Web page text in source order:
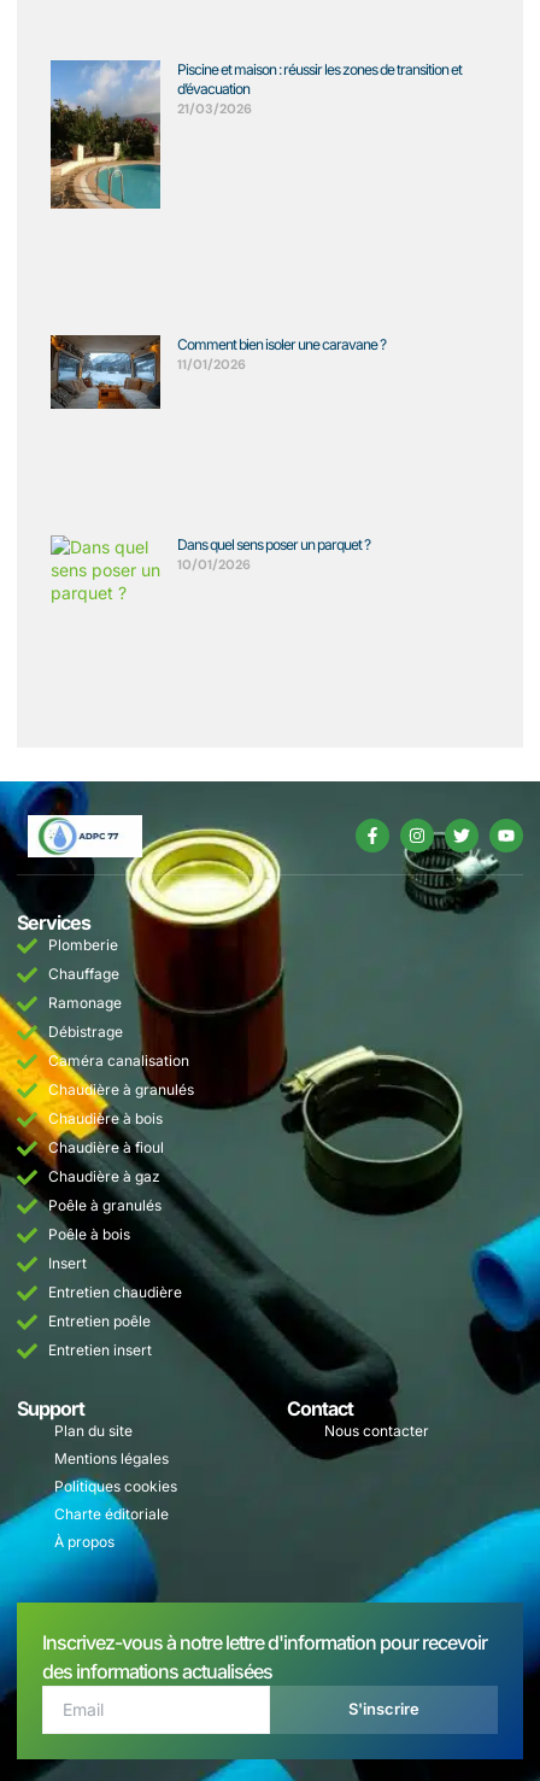
Piscine et maison : réussir les zones de transition et
d’évacuation
21/03/2026
Comment bien isoler une caravane ?
11/01/2026
Dans quel sens poser un parquet ?
10/01/2026
Services
Plomberie
Chauffage
Ramonage
Débistrage
Caméra canalisation
Chaudière à granulés
Chaudière à bois
Chaudière à fioul
Chaudière à gaz
Poêle à granulés
Poêle à bois
Insert
Entretien chaudière
Entretien poêle
Entretien insert
Support
Plan du site
Mentions légales
Politiques cookies
Charte éditoriale
À propos
Contact
Nous contacter
Inscrivez-vous à notre lettre d'information pour recevoir
des informations actualisées
S'inscrire